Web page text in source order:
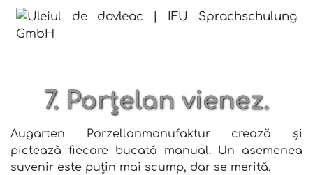
7. Porțelan vienez.
Augarten Porzellanmanufaktur crează și
pictează fiecare bucată manual. Un asemenea
suvenir este puțin mai scump, dar se merită.